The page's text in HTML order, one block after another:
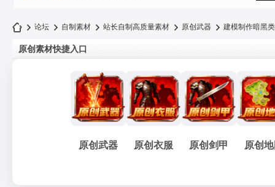
论坛 自制素材
›
站长自制高质量素材
›
原创武器
›
建模制作暗黑
原创素材快捷入口
原创武器 原创衣服 原创剑甲 原创